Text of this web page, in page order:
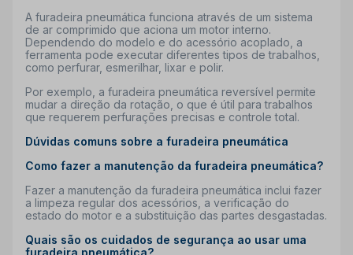
A furadeira pneumática funciona através de um sistema
de ar comprimido que aciona um motor interno.
Dependendo do modelo e do acessório acoplado, a
ferramenta pode executar diferentes tipos de trabalhos,
como perfurar, esmerilhar, lixar e polir.
Por exemplo, a furadeira pneumática reversível permite
mudar a direção da rotação, o que é útil para trabalhos
que requerem perfurações precisas e controle total.
Dúvidas comuns sobre a furadeira pneumática
Como fazer a manutenção da furadeira pneumática?
Fazer a manutenção da furadeira pneumática inclui fazer
a limpeza regular dos acessórios, a verificação do
estado do motor e a substituição das partes desgastadas.
Quais são os cuidados de segurança ao usar uma
furadeira pneumática?